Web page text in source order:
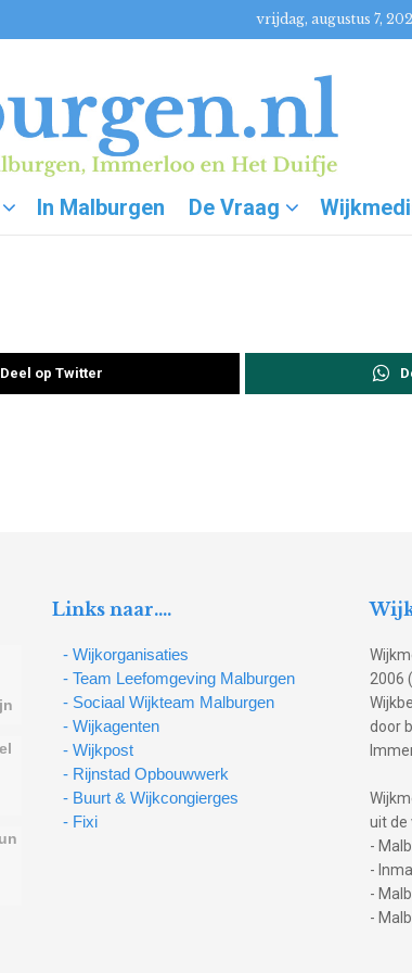
vrijdag, augustus 7,
In Malburgen De Vraag
Deel op Twitter
Links naar….
- Wijkorganisaties
- Team Leefomgeving Malburgen
- Sociaal Wijkteam Malburgen
- Wijkagenten
- Wijkpost
- Rijnstad Opbouwwerk
- Buurt & Wijkcongierges
- Fixi
2006
door
uit de
-
-
-
-